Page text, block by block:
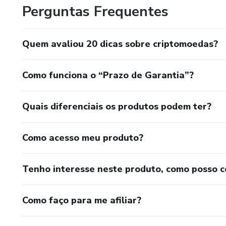
Perguntas Frequentes
Quem avaliou 20 dicas sobre criptomoedas?
Como funciona o “Prazo de Garantia”?
Quais diferenciais os produtos podem ter?
Como acesso meu produto?
Tenho interesse neste produto, como posso
Como faço para me afiliar?